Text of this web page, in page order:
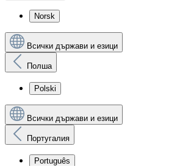
Norsk
Всички държави и езици
Полша
Polski
Всички държави и езици
Португалия
Português